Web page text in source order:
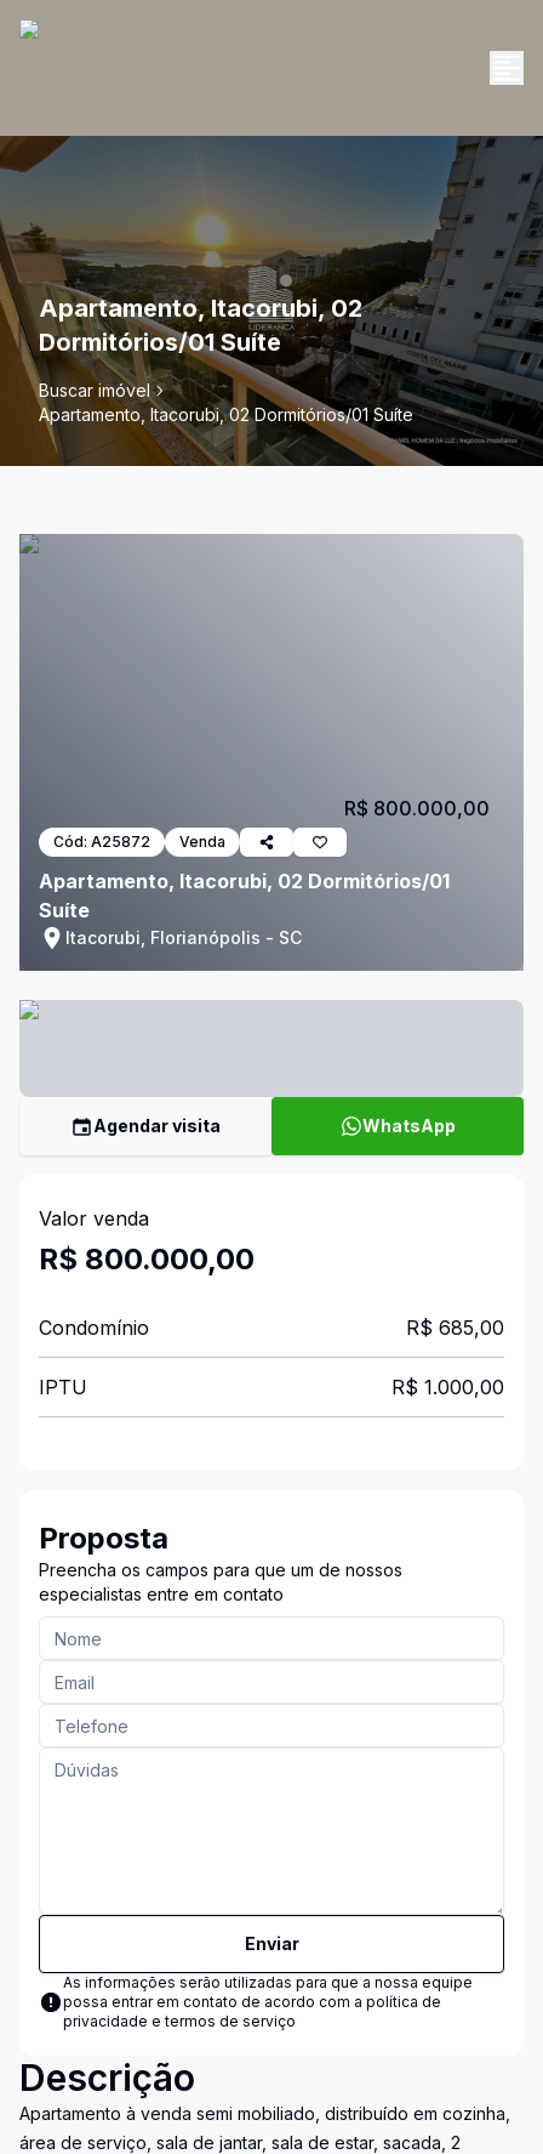
Apartamento, Itacorubi, 02
Dormitórios/01 Suíte
Buscar imóvel
Apartamento, Itacorubi, 02 Dormitórios/01 Suíte
Cód: A25872 Venda
Apartamento, Itacorubi, 02 Dormitórios/01
Suíte
Itacorubi, Florianópolis - SC
R$ 800.000,00
Agendar visita WhatsApp
Valor venda
R$ 800.000,00
Condomínio R$ 685,00
IPTU R$ 1.000,00
Proposta
Preencha os campos para que um de nossos
especialistas entre em contato
Enviar
As informações serão utilizadas para que a nossa equipe
possa entrar em contato de acordo com a política de
privacidade e termos de serviço
Descrição
Apartamento à venda semi mobiliado, distribuído em cozinha,
área de serviço, sala de jantar, sala de estar, sacada, 2